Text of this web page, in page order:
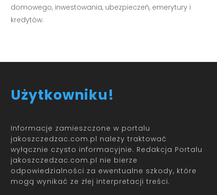
domowego, inwestowania, ubezpieczeń, emerytury i
kredytów.
Użytkowniku!
Informacje zamieszczone w portalu
jakoszczedzac.com.pl należy traktować
wyłącznie czysto informacyjnie. Redakcja Portalu
jakoszczedzac.com.pl nie bierze
odpowiedzialności za ewentualne szkody, które
mogą wynikać ze złej interpretacji treści.